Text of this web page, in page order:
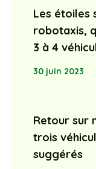
Les étoiles
robotaxis,
3 à 4
30 juin 2023
Retour sur
trois
suggérés